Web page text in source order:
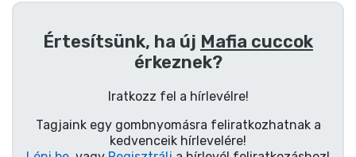
Értesítsünk, ha új Mafia cuccok
érkeznek?
Iratkozz fel a hírlevélre!
Tagjaink egy gombnyomásra feliratkozhatnak a
kedvenceik hírlevelére!
Sorozatos cuccok
Mesés cuccok